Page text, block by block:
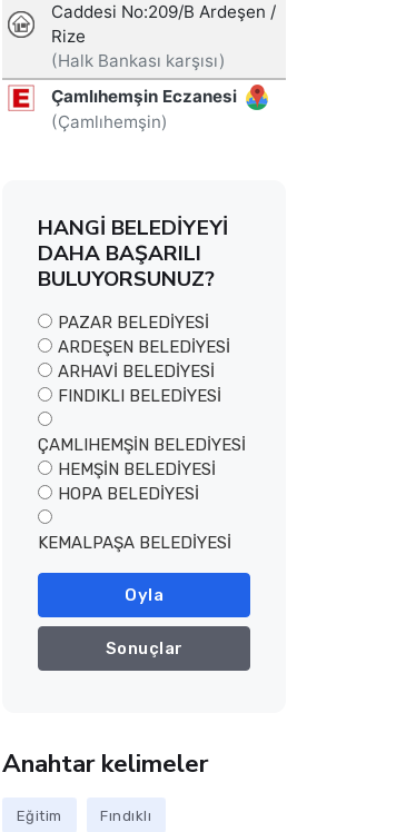
HANGİ BELEDİYEYİ
DAHA BAŞARILI
BULUYORSUNUZ?
PAZAR BELEDİYESİ
ARDEŞEN BELEDİYESİ
ARHAVİ BELEDİYESİ
FINDIKLI BELEDİYESİ
ÇAMLIHEMŞİN BELEDİYESİ
HEMŞİN BELEDİYESİ
HOPA BELEDİYESİ
KEMALPAŞA BELEDİYESİ
Oyla
Sonuçlar
Anahtar kelimeler
Eğitim Fındıklı